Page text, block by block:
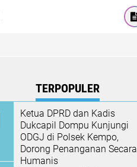
TERPOPULER
Ketua DPRD dan Kadis
Dukcapil Dompu Kunjungi
ODGJ di Polsek Kempo,
Dorong Penanganan Secara
Humanis